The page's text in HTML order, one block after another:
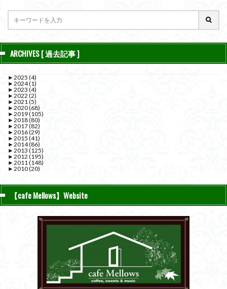
ARCHIVES [ 過去記事 ]
►2025 (4)
►2024(1)
►2023 (4)
►2022 (2)
►2021(5)
►2020(68)
►2019(105)
►2018(80)
►2017(82)
►2016(29)
►2015 (41)
►2014(86)
►2013 (125)
►2012 (195)
►2011(148)
►2010(20)
【cafe Mellows】Website